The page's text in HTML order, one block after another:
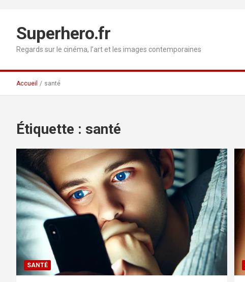
contenuSuperhero.fr
Regards sur le cinéma, l’art et les images contemporaines
Accueil santé
Étiquette : santé
SANTÉ